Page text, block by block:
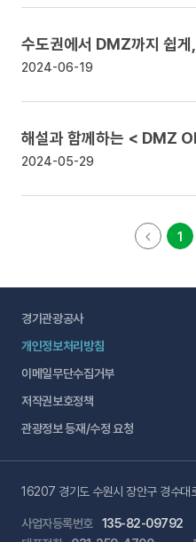
수도권에서 DMZ까지 쉽
2024-06-19
해설과 함께하는 < DMZ
2024-05-29
1
경기관광공사
개인정보처리방침
이메일무단수집거부
저작권보호정책
관광정보 등재/수정 요청
16207 경기도 수원시 장안구 경수대
사업자등록번호
135-82-09792